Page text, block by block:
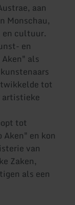
aan
Monschau,
en cultuur.
en
als
tot
tot
Aken" en kon
van
Zaken,
als een